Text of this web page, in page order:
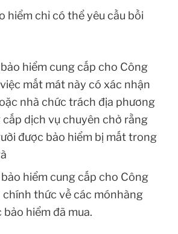
hiểm chỉ có thể yêu cầu bồi
hiểm cung cấp cho Công
mất mát này có xác nhận
nhà chức trách địa phương
dịch vụ chuyên chở rằng
được bảo hiểm bị mất trong
hiểm cung cấp cho Công
thức về các mónhàng
hiểm đã mua.